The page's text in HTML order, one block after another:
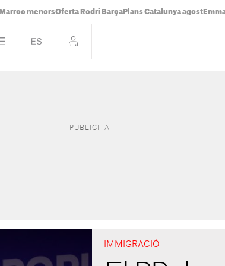
Marroc menorsOferta Rodri Barça Plans Catalunya agost
IMMIGRACIÓ